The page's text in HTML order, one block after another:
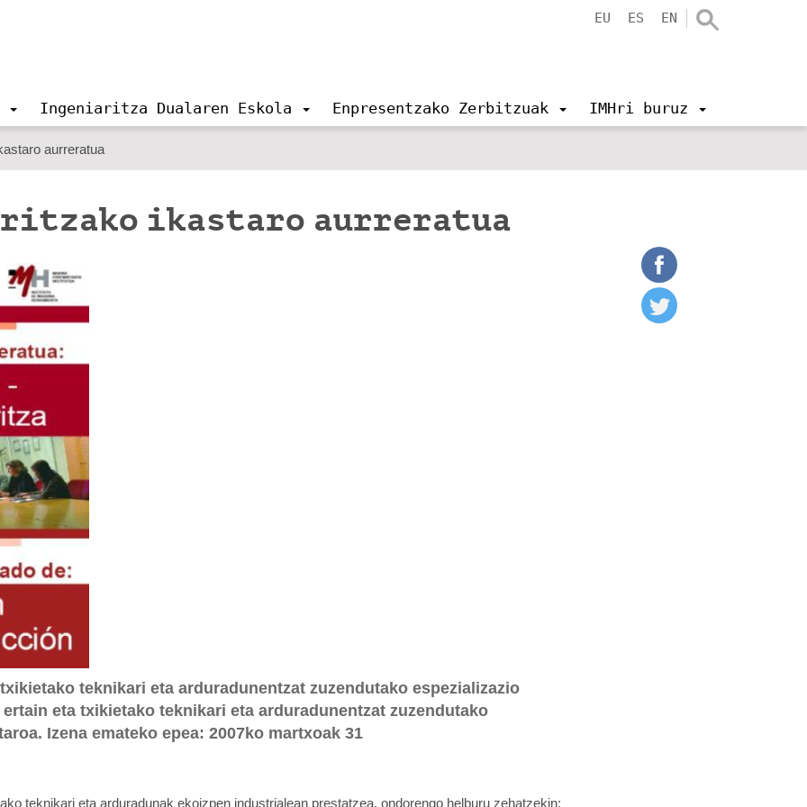
EU ES EN
Ingeniaritza Dualaren Eskola Enpresentzako Zerbitzuak IMHri buruz
aurreratua
ikastaro aurreratua
teknikari eta arduradunentzat zuzendutako espezializazio
eta txikietako teknikari eta arduradunentzat zuzendutako
Izena emateko epea: 2007ko martxoak 31
teknikari eta arduradunak ekoizpen industrialean prestatzea, ondorengo helburu zehatzekin: